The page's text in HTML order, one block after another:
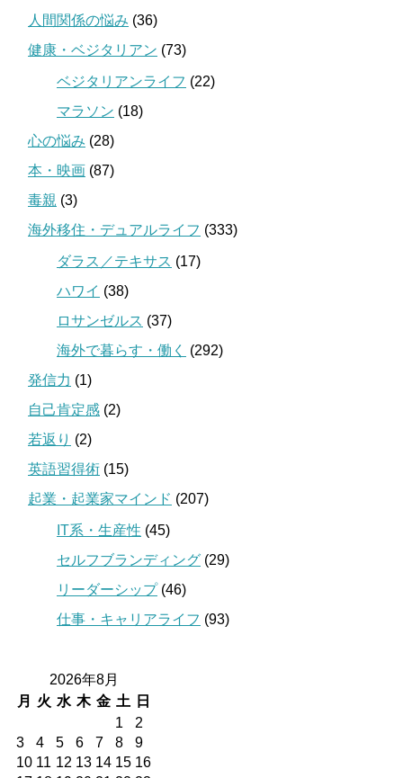
人間関係の悩み (36)
健康・ベジタリアン (73)
ベジタリアンライフ (22)
マラソン (18)
心の悩み (28)
本・映画 (87)
毒親 (3)
海外移住・デュアルライフ (333)
ダラス／テキサス (17)
ハワイ (38)
ロサンゼルス (37)
海外で暮らす・働く
(292)
発信力 (1)
自己肯定感 (2)
若返り (2)
英語習得術 (15)
起業・起業家マインド (207)
IT系・生産性 (45)
セルフブランディング (29)
リーダーシップ(46)
仕事・キャリアライフ (93)
2026年8月
月
火 水 木 金 土
日
1
2
3
4 5 6 7 8
9
10 11 12 13 14 15 16